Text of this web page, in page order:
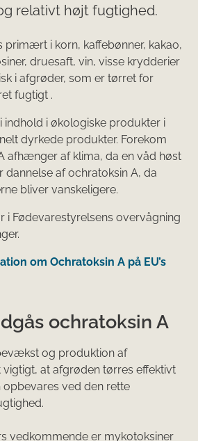
relati​​vt højt fugtighed.​
primært i korn, kaffebønner, kakao,
druesaft, vin, visse krydderier
i afgrøder, som er tørret for
fugtigt .
indhold i økologiske produkter i
dyrkede produkter. Forekom​
afhænger af klima, da en våd høst
dannelse af ochratoksin A, da
bliver vanskeligere.
i Fødevarestyrelsens overvågning
om Ochratoksin A på EU’s
ochratoksin A
og produktion af
at afgrøden tørres effektivt
ved den rette
vedkommende er mykotoksiner